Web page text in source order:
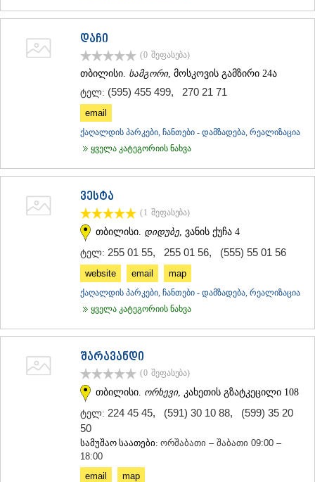
დაჩი
(0 შეფასება)
თბილისი. სამგორი, მოსკოვის გამზირი 24ა
ტელ: (595) 455 499, 270 21 71
email
ქაღალდის პარკები, ჩანთები - დამზადება, რეალიზაცია
ყველა კატეგორიის ნახვა
ვესტა
(1 შეფასება)
თბილისი. დიდუბე , ვანის ქუჩა 4
ტელ: 255 01 55, 255 01 56, (555) 55 01 56
website email map
ქაღალდის პარკები, ჩანთები - დამზადება, რეალიზაცია
ყველა კატეგორიის ნახვა
შარავანდი
(0 შეფასება)
თბილისი. ორხევი, კახეთის გზატკეცილი 108
ტელ: 224 45 45, (591) 30 10 88, (599) 35 20
50
სამუშაო საათები: ორშაბათი – შაბათი 09:00 –
18:00
email
map